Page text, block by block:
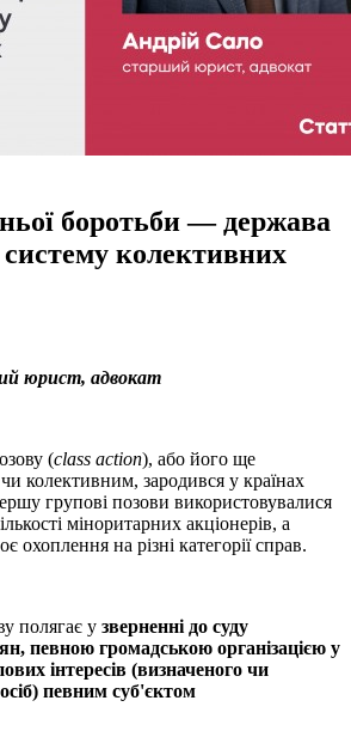
боротьби — держава
колективних
юрист, адвокат
(class action), або його ще
колективним, зародився у країнах
групові позови використовувалися
міноритарних акціонерів, а
охоплення на різні категорії справ.
полягає у зверненні до суду
певною громадською організацією у
інтересів (визначеного чи
певним суб'єктом